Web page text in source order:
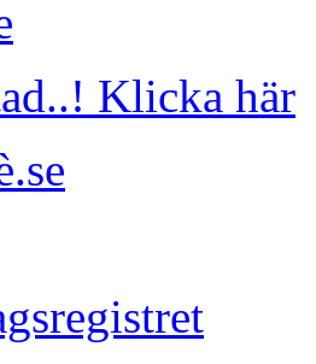
Klicka här